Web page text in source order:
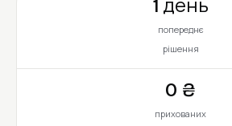
1 день
попереднє
рішення
0 ₴
прихованих